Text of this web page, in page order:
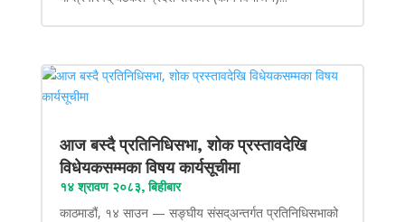
आज बस्दै प्रतिनिधिसभा, शोक प्रस्तावदेखि
विधेयकसम्मका विषय कार्यसूचीमा
१४ श्रावण २०८३, बिहीबार
काठमाडौं, १४ साउन — सङ्घीय संसद्अन्तर्गत प्रतिनिधिसभाको